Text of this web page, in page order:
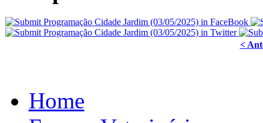
<
Home